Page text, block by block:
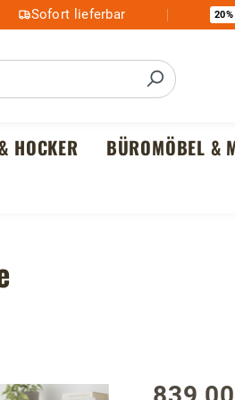
Sofort lieferbar 20%
HOCKER BÜROMÖBEL &
Regulärer